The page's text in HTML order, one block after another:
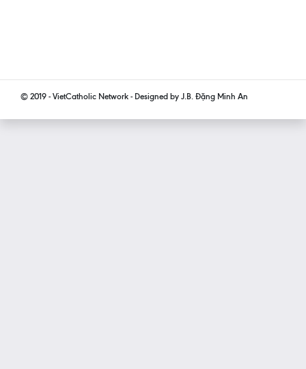
© 2019 - VietCatholic Network - Designed by J.B. Đặng Minh An